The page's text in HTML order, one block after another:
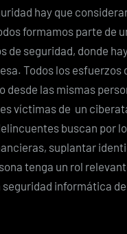
hay que
formamos parte de
de seguridad, donde
Todos los esfuerzos
desde las mismas
víctimas de un
buscan por
suplantar
tenga un rol
informática de